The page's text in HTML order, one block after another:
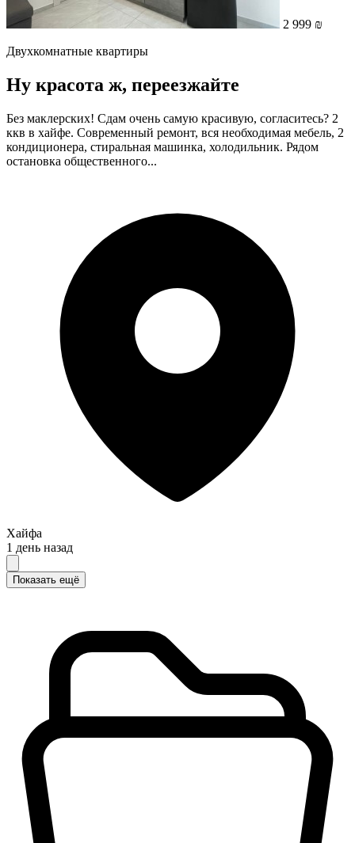
2 999 ₪
Двухкомнатные квартиры
Ну красота ж, переезжайте
Без маклерских! Сдам очень самую красивую, согласитесь? 2
ккв в хайфе. Современный ремонт, вся необходимая мебель, 2
кондиционера, стиральная машинка, холодильник. Рядом
остановка общественного...
Хайфа
1 день назад
Показать ещё